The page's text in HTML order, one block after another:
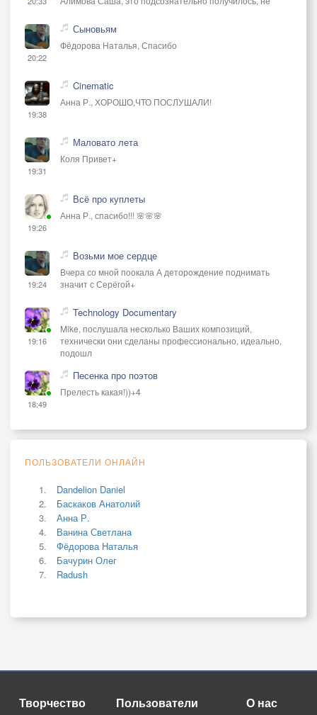
20:22
Сыновьям
Фёдорова Наталья, Спасибо
19:38
Cinematic
Анна Р., ХОРОШО,ЧТО ПОСЛУШАЛИ!
19:31
Маловато лета
Коля Привет+
19:26
Всё про куплеты
Анна Р., спасибо!!! 🌸🌸🌸
19:24
Возьми мое сердце
Вчера со мной поокала А деторождение поднимать
значит с Серёгой+
19:16
Technology Documentary
Mike, послушала несколько Ваших композиций,
технически они сделаны профессионально, идеально,
подошл
18:49
Песенка про поэтов
Прелесть какая!))+4
ПОЛЬЗОВАТЕЛИ ОНЛАЙН
Dandelion Daniel
Баскаков Анатолий
Анна Р.
Ванина Светлана
Фёдорова Наталья
Бачурин Олег
Radush
Творчество Пользователи О нас